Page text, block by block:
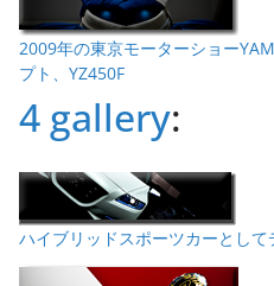
2009年の東京モーターショー
プト、YZ450F
4 gallery:
ハイブリッドスポーツカーとし